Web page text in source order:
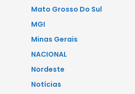
Mato Grosso Do Sul
MGI
Minas Gerais
NACIONAL
Nordeste
Notícias